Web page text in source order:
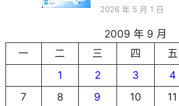
2026 年 5 月 1 日
2009 年 9 月
一
二 三 四 五
1
2 3 4
7
8 9 10 11